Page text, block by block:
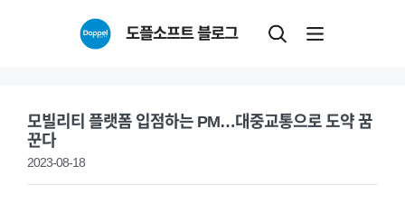
도플소프트 블로그
모빌리티 플랫폼 입점하는 PM…대중교통으로 도약 꿈
꾼다
2023-08-18